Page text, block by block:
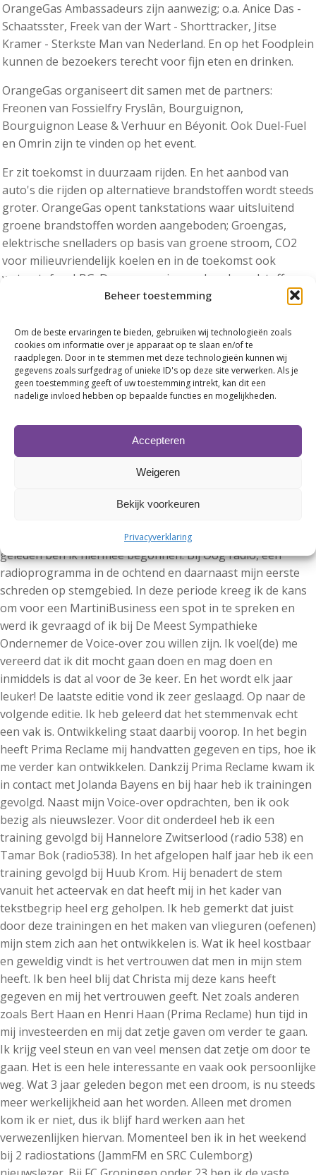
Beheer toestemming
Om de beste ervaringen te bieden, gebruiken wij technologieën zoals
cookies om informatie over je apparaat op te slaan en/of te
raadplegen. Door in te stemmen met deze technologieën kunnen wij
gegevens zoals surfgedrag of unieke ID's op deze site verwerken. Als je
geen toestemming geeft of uw toestemming intrekt, kan dit een
nadelige invloed hebben op bepaalde functies en mogelijkheden.
Accepteren
Weigeren
Bekijk voorkeuren
Privacyverklaring
OrangeGas Ambassadeurs zijn aanwezig; o.a. Anice Das -
Schaatsster, Freek van der Wart - Shorttracker, Jitse
Kramer - Sterkste Man van Nederland. En op het Foodplein
kunnen de bezoekers terecht voor fijn eten en drinken.
OrangeGas organiseert dit samen met de partners:
Freonen van Fossielfry Fryslân, Bourguignon,
Bourguignon Lease & Verhuur en Béyonit. Ook Duel-Fuel
en Omrin zijn te vinden op het event.
Er zit toekomst in duurzaam rijden. En het aanbod van
auto's die rijden op alternatieve brandstoffen wordt steeds
groter. OrangeGas opent tankstations waar uitsluitend
groene brandstoffen worden aangeboden; Groengas,
elektrische snelladers op basis van groene stroom, CO2
voor milieuvriendelijk koelen en in de toekomst ook
waterstof en LBG. Door synergie van deze brandstoffen
kan OrangeGas de groene veelrijder tegemoet komen met
Samen op weg naar een Happy Planet.
The Only Way is UP! - 13 mei 2017!
The happiest festival on the planet
Haring & Netwerkparty weer plaats. Met dit jaar een
optreden van een Mystery Guest.
Voor aanmelden en meer informatie
Wat leuk dat ik me mag voorstellen. Mijn naam is René
over/stemacteur zoals ze dat zo mooi noemen. Ruim 3 jaar
geleden ben ik hiermee begonnen. Bij Oog radio, een
radioprogramma in de ochtend en daarnaast mijn eerste
schreden op stemgebied. In deze periode kreeg ik de kans
om voor een MartiniBusiness een spot in te spreken en
werd ik gevraagd of ik bij De Meest Sympathieke
Ondernemer de Voice-over zou willen zijn. Ik voel(de) me
vereerd dat ik dit mocht gaan doen en mag doen en
inmiddels is dat al voor de 3e keer. En het wordt elk jaar
leuker! De laatste editie vond ik zeer geslaagd. Op naar de
volgende editie. Ik heb geleerd dat het stemmenvak echt
een vak is. Ontwikkeling staat daarbij voorop. In het begin
heeft Prima Reclame mij handvatten gegeven en tips, hoe ik
me verder kan ontwikkelen. Dankzij Prima Reclame kwam ik
in contact met Jolanda Bayens en bij haar heb ik trainingen
gevolgd. Naast mijn Voice-over opdrachten, ben ik ook
bezig als nieuwslezer. Voor dit onderdeel heb ik een
training gevolgd bij Hannelore Zwitserlood (radio 538) en
Tamar Bok (radio538). In het afgelopen half jaar heb ik een
training gevolgd bij Huub Krom. Hij benadert de stem
vanuit het acteervak en dat heeft mij in het kader van
tekstbegrip heel erg geholpen. Ik heb gemerkt dat juist
door deze trainingen en het maken van vlieguren (oefenen)
mijn stem zich aan het ontwikkelen is. Wat ik heel kostbaar
en geweldig vindt is het vertrouwen dat men in mijn stem
heeft. Ik ben heel blij dat Christa mij deze kans heeft
gegeven en mij het vertrouwen geeft. Net zoals anderen
zoals Bert Haan en Henri Haan (Prima Reclame) hun tijd in
mij investeerden en mij dat zetje gaven om verder te gaan.
Ik krijg veel steun en van veel mensen dat zetje om door te
gaan. Het is een hele interessante en vaak ook persoonlijke
weg. Wat 3 jaar geleden begon met een droom, is nu steeds
meer werkelijkheid aan het worden. Alleen met dromen
kom ik er niet, dus ik blijf hard werken aan het
verwezenlijken hiervan. Momenteel ben ik in het weekend
bij 2 radiostations (JammFM en SRC Culemborg)